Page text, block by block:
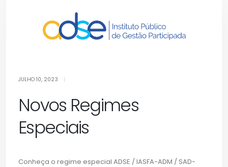
Especiais
JULHO 10, 2023 |
Novos Regimes
Especiais
Conheça o regime especial ADSE / IASFA-ADM / SAD-